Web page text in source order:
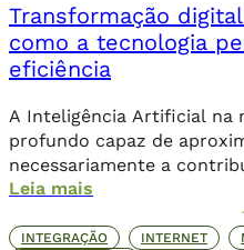
Transformação
como a tecnologia
eficiência
A Inteligência Artificial na
profundo capaz de
necessariamente a
direta.
Leia mais
INTEGRAÇÃO INTERNET